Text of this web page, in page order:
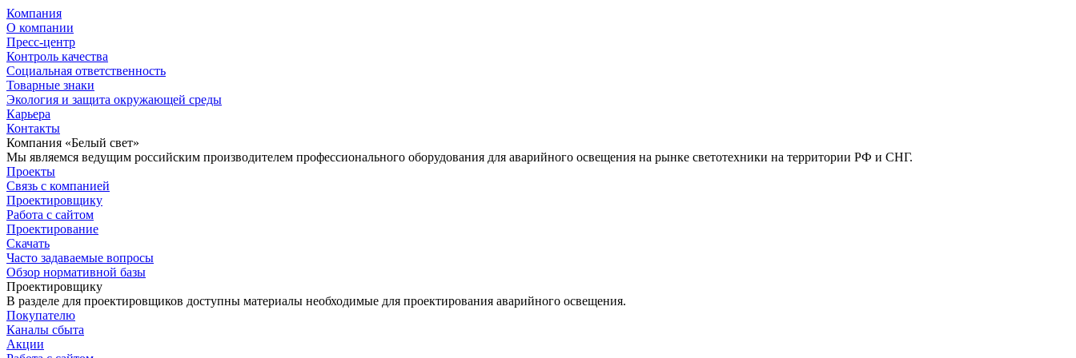
Компания
О компании
Пресс-центр
Контроль качества
Социальная ответственность
Товарные знаки
Экология и защита окружающей среды
Карьера
Контакты
Компания «Белый свет»
Мы являемся ведущим российским производителем профессионального оборудования для аварийного освещения на рынке светотехники на территории РФ и СНГ.
Проекты
Связь с компанией
Проектировщику
Работа с сайтом
Проектирование
Скачать
Часто задаваемые вопросы
Обзор нормативной базы
Проектировщику
В разделе для проектировщиков доступны материалы необходимые для проектирования аварийного освещения.
Покупателю
Каналы сбыта
Акции